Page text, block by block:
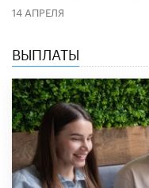
14 АПРЕЛЯ
ВЫПЛАТЫ